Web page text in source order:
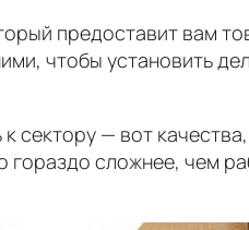
предоставит вам
чтобы установить
сектору — вот
гораздо сложнее, чем